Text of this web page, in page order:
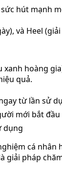
hút mạnh
và Heel
xanh hoàng
quả.
từ lần sử
mới bắt đầu
dụng
cá nhân
giải pháp